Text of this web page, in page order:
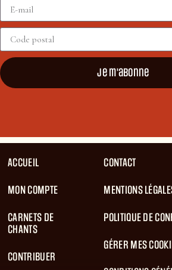
Je m'abonne
ACCUEIL
MON COMPTE
CARNETS DE
CHANTS
CONTRIBUER
CONTACT
MENTIONS
POLITIQUE DE
GÉRER MES